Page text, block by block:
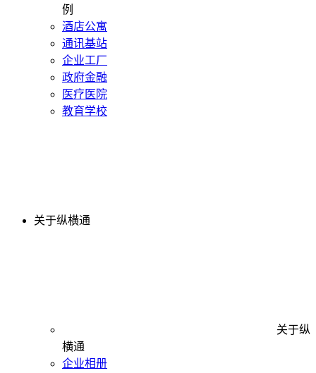
例
酒店公寓
通讯基站
企业工厂
政府金融
医疗医院
教育学校
关于纵横通
关于纵
横通
企业相册